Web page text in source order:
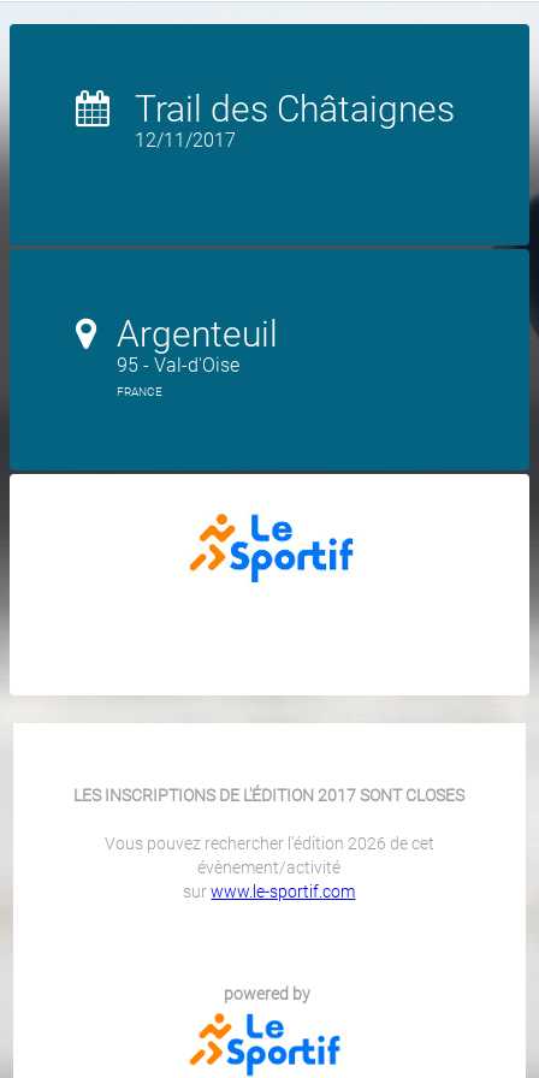
Trail des Châtaignes
12/11/2017
Argenteuil
95 - Val-d'Oise
FRANCE
LES INSCRIPTIONS DE L'ÉDITION 2017 SONT CLOSES
Vous pouvez rechercher l'édition 2026 de cet
évènement/activité
surwww.le-sportif.com
powered by